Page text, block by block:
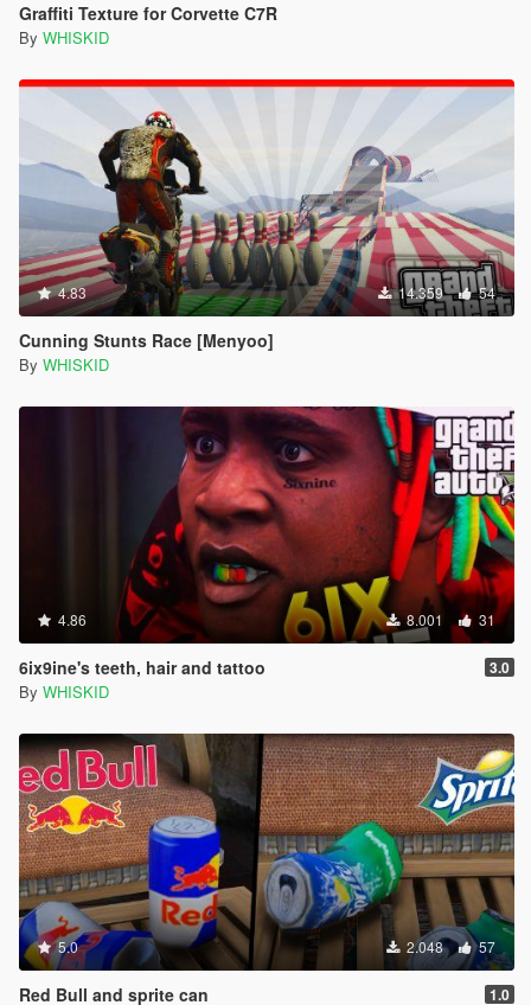
Graffiti Texture for Corvette C7R
By WHISKID
4.83 14.359 54
Cunning Stunts Race [Menyoo]
By WHISKID
4.86 8.001 31
6ix9ine's teeth, hair and tattoo 3.0
By WHISKID
5.0 2.048 57
Red Bull and sprite can 1.0